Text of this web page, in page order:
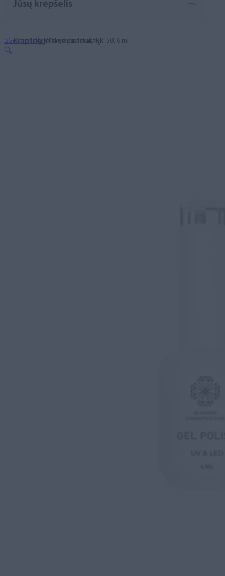
Jūsų krepšelis
Krepšelyje nėra produktų.
⌂Geliniai lakai MINI gelinis lakas, NR. 50, 6 ml
🔍